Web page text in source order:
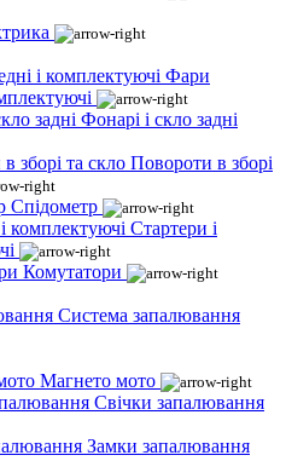
Фари
Фонарі і скло задні
Повороти в зборі
Спідометр
Стартери і
Комутатори
Система запалювання
Магнето мото
Свічки запалювання
Замки запалювання